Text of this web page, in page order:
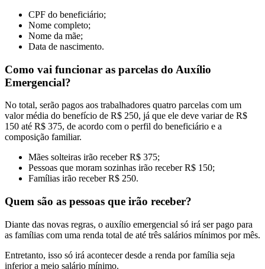
CPF do beneficiário;
Nome completo;
Nome da mãe;
Data de nascimento.
Como vai funcionar as parcelas do Auxílio
Emergencial?
No total, serão pagos aos trabalhadores quatro parcelas com um
valor média do benefício de R$ 250, já que ele deve variar de R$
150 até R$ 375, de acordo com o perfil do beneficiário e a
composição familiar.
Mães solteiras irão receber R$ 375;
Pessoas que moram sozinhas irão receber R$ 150;
Famílias irão receber R$ 250.
Quem são as pessoas que irão receber?
Diante das novas regras, o auxílio emergencial só irá ser pago para
as famílias com uma renda total de até três salários mínimos por mês.
Entretanto, isso só irá acontecer desde a renda por família seja
inferior a meio salário mínimo.